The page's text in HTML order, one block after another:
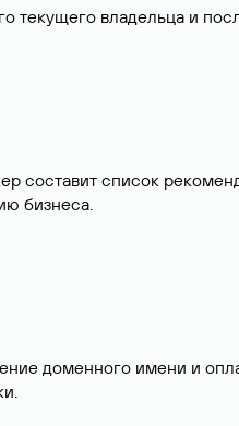
текущего владельца и
составит список
бизнеса.
доменного имени и